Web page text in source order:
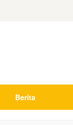
Berita